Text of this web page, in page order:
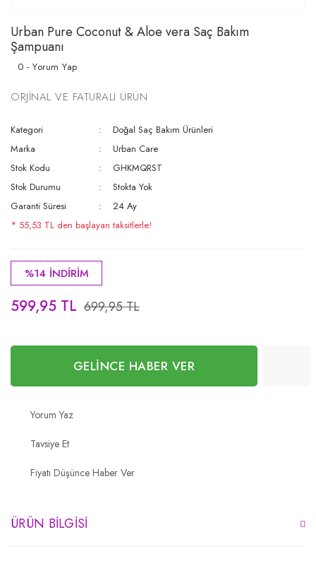
Urban Pure Coconut & Aloe vera Saç Bakım
Şampuanı
0 - Yorum Yap
ORJİNAL VE FATURALI ÜRÜN
Kategori
Doğal Saç Bakım Ürünleri
Marka
Urban Care
Stok Kodu
GHKMQRST
Stok Durumu
Stokta Yok
Garanti Süresi
24 Ay
* 55,53 TL den başlayan taksitlerle!
%14 İNDİRİM
599,95 TL 699,95 TL
GELİNCE HABER VER
Yorum Yaz
Tavsiye Et
Fiyatı Düşünce Haber Ver
ÜRÜN BILGISI